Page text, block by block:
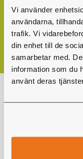
Vi använder
användarna,
trafik. Vi
din enhet till de
samarbetar med.
information som du
använt deras